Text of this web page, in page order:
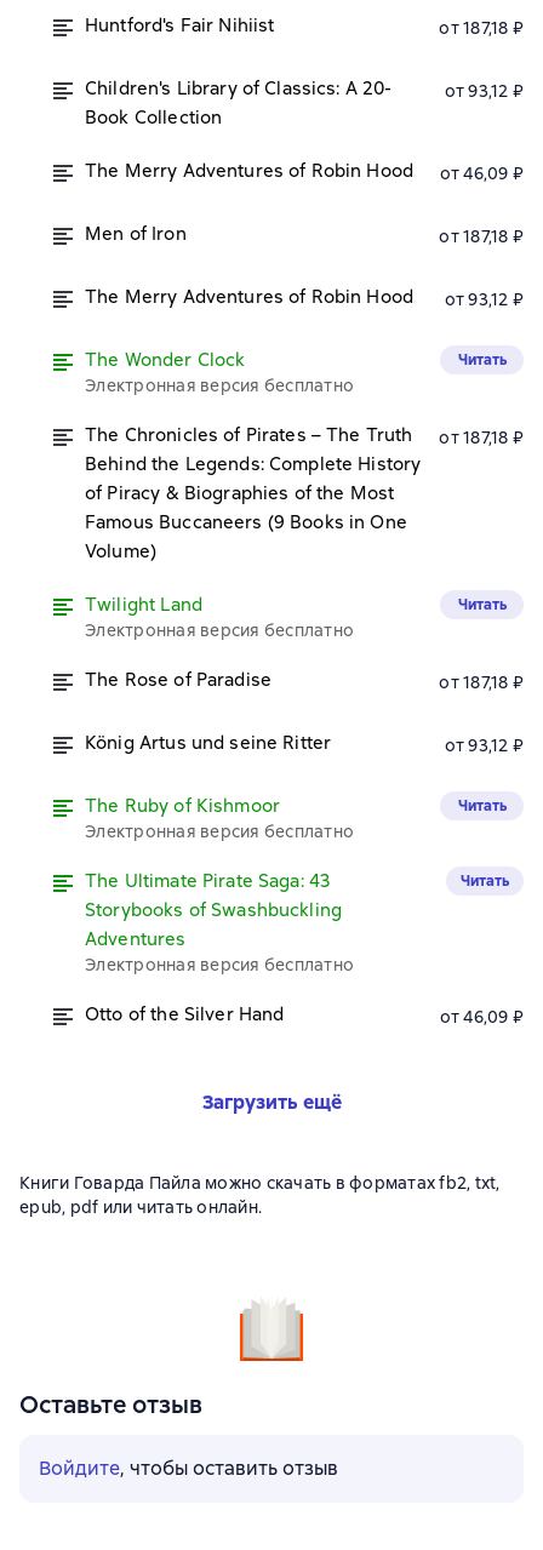
Huntford's Fair Nihiist от 187,18 ₽
Children's Library of Classics: A 20-
Book Collection
от 93,12 ₽
The Merry Adventures of Robin Hood от 46,09 ₽
Men of Iron от 187,18 ₽
The Merry Adventures of Robin Hood от 93,12 ₽
The Wonder Clock
Электронная версия бесплатно
Читать
The Chronicles of Pirates – The Truth
Behind the Legends: Complete History
of Piracy & Biographies of the Most
Famous Buccaneers (9 Books in One
Volume)
от 187,18 ₽
Twilight Land
Электронная версия бесплатно
Читать
The Rose of Paradise от 187,18 ₽
König Artus und seine Ritter от 93,12 ₽
The Ruby of Kishmoor
Электронная версия бесплатно
Читать
The Ultimate Pirate Saga: 43
Storybooks of Swashbuckling
Adventures
Электронная версия бесплатно
Читать
Otto of the Silver Hand от 46,09 ₽
Загрузить ещё
Книги Говарда Пайла можно скачать в форматах fb2, txt,
epub, pdf или читать онлайн.
Оставьте отзыв
Войдите, чтобы оставить отзыв